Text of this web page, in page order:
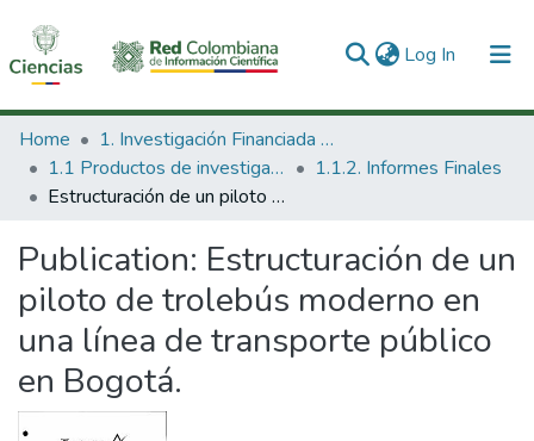
Log In (current)
Communities & Collections
All of DSpace
Home
1. Investigación Financiada con Recursos Públicos
1.1 Productos de investigación
1.1.2. Informes Finales
Estructuración de un piloto de trolebús moderno en una línea de transporte público en Bogotá.
Publication: Estructuración de un
piloto de trolebús moderno en
una línea de transporte público
en Bogotá.